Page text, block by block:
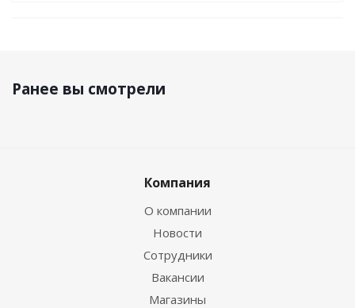
Ранее вы смотрели
Компания
О компании
Новости
Сотрудники
Вакансии
Магазины